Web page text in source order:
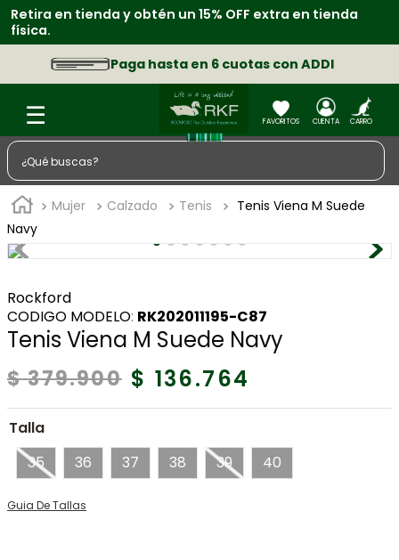
Retira en tienda y obtén un 15% OFF extra en tienda
física.
Paga hasta en 6 cuotas con ADDI
¿Qué buscas?
Mujer Calzado Tenis
Tenis Viena M Suede
Navy
Rockford
: RK202011195-C87
Tenis Viena M Suede Navy
$ 379.900 $ 136.764
Talla
35
36 37 38 39 40
Guia De Tallas
TÉRMINOS MÁS BUSCADOS
1
4.
camisa
5 .
medias
6.
morral
7.
tenis
8.
botas
9.
tarjetero
10. lino